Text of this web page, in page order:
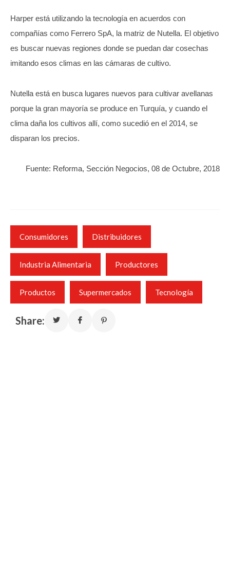
Harper está utilizando la tecnología en acuerdos con
compañías como Ferrero SpA, la matriz de Nutella. El objetivo
es buscar nuevas regiones donde se puedan dar cosechas
imitando esos climas en las cámaras de cultivo.
Nutella está en busca lugares nuevos para cultivar avellanas
porque la gran mayoría se produce en Turquía, y cuando el
clima daña los cultivos allí, como sucedió en el 2014, se
disparan los precios.
Fuente: Reforma, Sección Negocios, 08 de Octubre, 2018
Consumidores Distribuidores
Industria Alimentaria Productores
Productos Supermercados Tecnología
Share: